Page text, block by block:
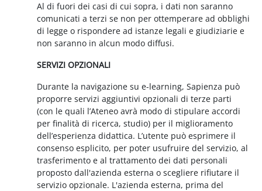
Al di fuori dei casi di cui sopra, i dati non saranno
comunicati a terzi se non per ottemperare ad obblighi
di legge o rispondere ad istanze legali e giudiziarie e
non saranno in alcun modo diffusi.
SERVIZI OPZIONALI
Durante la navigazione su e-learning, Sapienza può
proporre servizi aggiuntivi opzionali di terze parti
(con le quali l’Ateneo avrà modo di stipulare accordi
per finalità di ricerca, studio) per il miglioramento
dell’esperienza didattica. L’utente può esprimere il
consenso esplicito, per poter usufruire del servizio, al
trasferimento e al trattamento dei dati personali
proposto dall'azienda esterna o scegliere rifiutare il
servizio opzionale. L'azienda esterna, prima del